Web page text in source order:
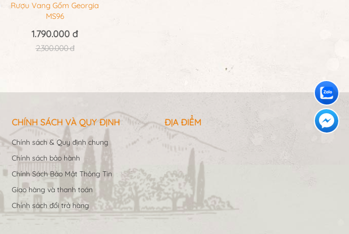
Rượu Vang Gốm Georgia
MS96
1.790.000 đ
2.300.000 đ
CHÍNH SÁCH VÀ QUY ĐỊNH
Chính sách & Quy định chung
Chính sách bảo hành
Chính Sách Bảo Mật Thông Tin
Giao hàng và thanh toán
Chính sách đổi trả hàng
ĐỊA ĐIỂM